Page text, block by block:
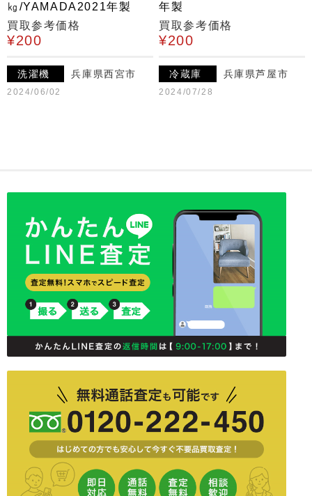
㎏/YAMADA2021年製
買取参考価格
¥200
洗濯機 兵庫県西宮市
2024/06/02
年製
買取参考価格
¥200
冷蔵庫 兵庫県芦屋市
2024/07/28